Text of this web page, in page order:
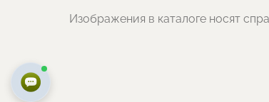
Изображения в каталоге носят